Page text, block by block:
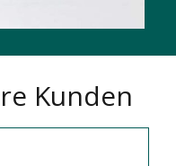
Kunden